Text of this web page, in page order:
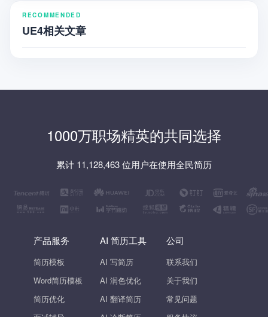
RECOMMENDED
UE4相关文章
1000万职场精英的共同选择
累计 11,128,463 位用户在使用全民简历
产品服务
简历模板
Word简历模板
简历优化
AI 简历工具
AI 写简历
AI 润色优化
AI 翻译简历
公司
联系我们
关于我们
常见问题